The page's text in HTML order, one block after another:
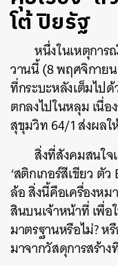
โต้ ปิยรัฐ
หนึ่งในเหตุการ
วานนี้ (8 พฤศจิกาย
ที่กระบะหลังเต็มไป
ตกลงไปในหลุม เนื่
สุขุมวิท 64/1 ส่งผลใ
สิ่งที่สังคมสนใ
‘สติกเกอร์สีเขียว ตั
ล้อ สิ่งนี้คือเครื่องหม
สินบนเจ้าหน้าที่ เพื่
มาตรฐานหรือไม่?
มาจากวัสดุการสร้า